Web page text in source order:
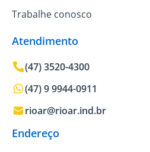
Trabalhe conosco
Atendimento
(47) 3520-4300
(47) 9 9944-0911
rioar@rioar.ind.br
Endereço